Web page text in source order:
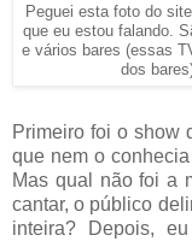
Peguei esta foto do
que eu estou falando.
e vários bares (essas
dos
Primeiro foi o show
que nem o
Mas qual não foi a
cantar, o público
inteira? Depois,